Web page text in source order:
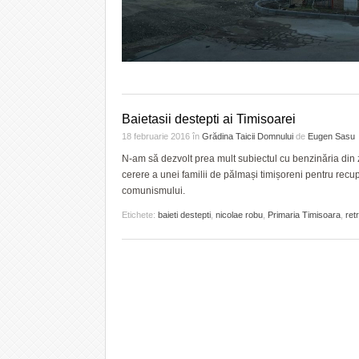
Baietasii destepti ai Timisoarei
18 februarie 2016 în Grădina Taicii Domnului de Eugen Sasu
N-am să dezvolt prea mult subiectul cu benzinăria
cerere a unei familii de pălmași timișoreni pentru
comunismului.
Etichete: baieti destepti nicolae robu Primaria Timisoara